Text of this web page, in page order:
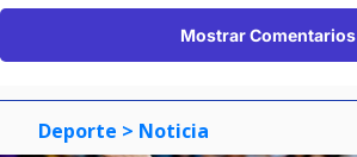
Mostrar Comentarios
Deporte > Noticia